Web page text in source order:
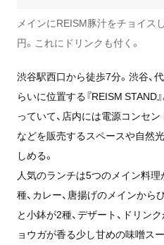
メインにREISM豚汁をチョイス
円。これにドリンクも付く。
渋谷駅西口から徒歩7分。渋谷、
らいに位置する『REISM STAND
っていて、店内には電源コンセ
などを販売するスペースや自然
しめる。
人気のランチは5つのメイン料
種、カレー、唐揚げのメインから
と小鉢が2種、デザート、ドリン
ョウガが香る少し甘めの味噌ス